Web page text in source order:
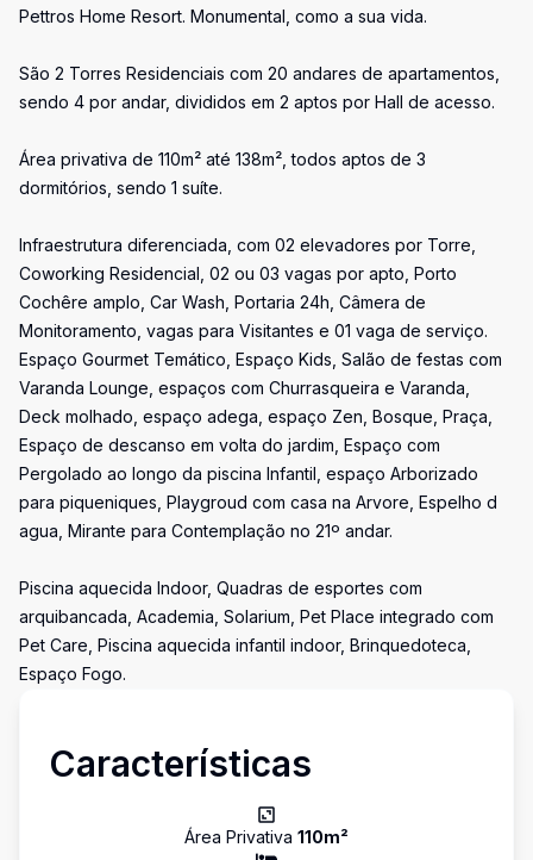
Pettros Home Resort. Monumental, como a sua vida.
São 2 Torres Residenciais com 20 andares de apartamentos,
sendo 4 por andar, divididos em 2 aptos por Hall de acesso.
Área privativa de 110m² até 138m², todos aptos de 3
dormitórios, sendo 1 suíte.
Infraestrutura diferenciada, com 02 elevadores por Torre,
Coworking Residencial, 02 ou 03 vagas por apto, Porto
Cochêre amplo, Car Wash, Portaria 24h, Câmera de
Monitoramento, vagas para Visitantes e 01 vaga de serviço.
Espaço Gourmet Temático, Espaço Kids, Salão de festas com
Varanda Lounge, espaços com Churrasqueira e Varanda,
Deck molhado, espaço adega, espaço Zen, Bosque, Praça,
Espaço de descanso em volta do jardim, Espaço com
Pergolado ao longo da piscina Infantil, espaço Arborizado
para piqueniques, Playgroud com casa na Arvore, Espelho d
agua, Mirante para Contemplação no 21º andar.
Piscina aquecida Indoor, Quadras de esportes com
arquibancada, Academia, Solarium, Pet Place integrado com
Pet Care, Piscina aquecida infantil indoor, Brinquedoteca,
Espaço Fogo.
Características
Área Privativa 110m²